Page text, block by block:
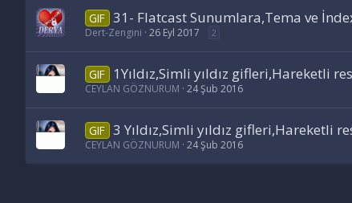
GIF 31- Flatcast Sunumlara,Tema ve
Dert-Zengini 26 Eyl 2017 2
GIF 1Yıldız,Simli yıldız gifleri,Hareketli
CEYLAN GÖZNURUM 24 Şub 2016
GIF 3 Yıldız,Simli yıldız gifleri,Hareketli
CEYLAN GÖZNURUM 24 Şub 2016